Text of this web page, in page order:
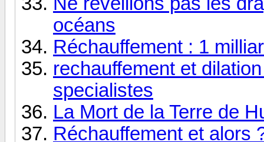
océans
Réchauffement : 1
rechauffement et
specialistes
La Mort de la Terre de
Réchauffement et alors